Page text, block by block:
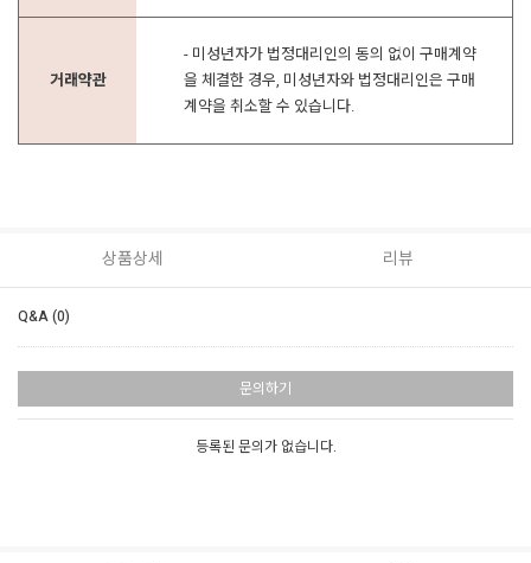
거래약관
- 미성년자가 법정대리인의 동의 없이 구매계약
을 체결한 경우, 미성년자와 법정대리인은 구매
계약을 취소할 수 있습니다.
상품상세 리뷰
Q&A (0)
문의하기
등록된 문의가 없습니다.